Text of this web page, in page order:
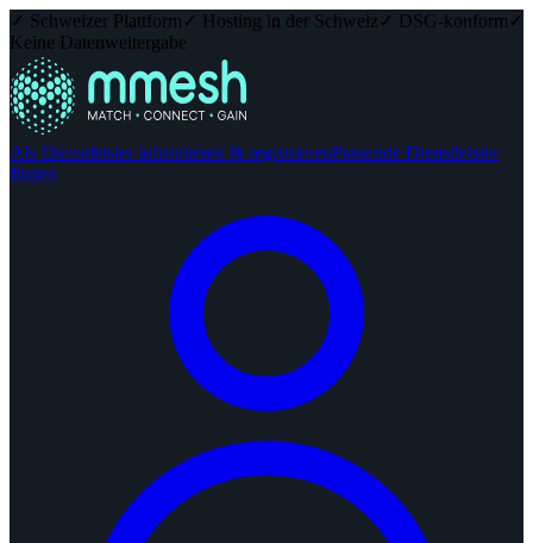
✓ Schweizer Plattform ✓ Hosting in der Schweiz ✓ DSG-konform ✓
Keine Datenweitergabe
Als Dienstleister informieren & registrierenPassende Dienstleister
finden